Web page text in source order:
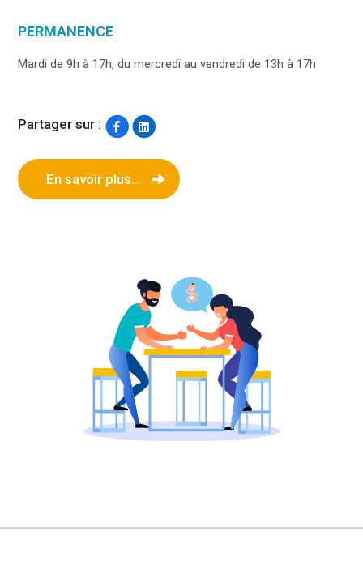
PERMANENCE
Mardi de 9h à 17h, du mercredi au vendredi de 13h à 17h
Partager sur :
En savoir plus...